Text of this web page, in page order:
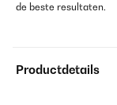
de beste resultaten.
Productdetails